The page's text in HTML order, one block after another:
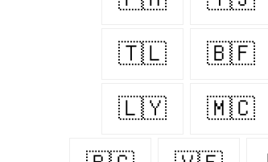
🇹🇱 🇧🇫
🇱🇾 🇲🇨